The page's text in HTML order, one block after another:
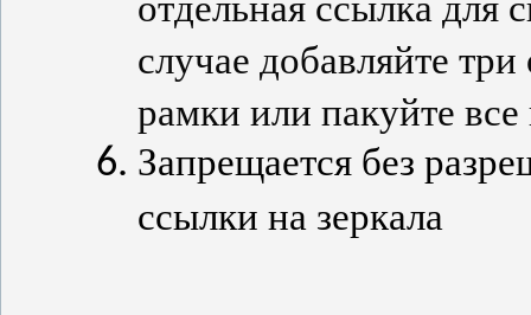
случае добавляйте
рамки или пакуйте
Запрещается без
ссылки на зеркала